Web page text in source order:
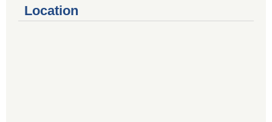
Location